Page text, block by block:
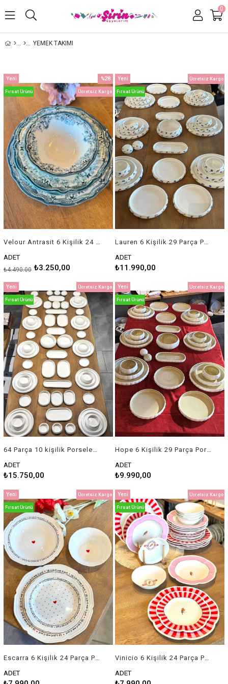
0
YEMEK TAKIMI
ADET
₺3.250,00
₺4.490,00
%28
İndirim
%28İndirim
Ücretsiz Kargo
Yeni
Ürün
Fırsat Ürünü
ADET
₺11.990,00
Ücretsiz Kargo
Yeni
Ürün
Fırsat Ürünü
64 Parça 10 kişilik Porselen Yemek / Kahvaltı Seti
ADET
₺15.750,00
Ücretsiz Kargo
Yeni
Ürün
Fırsat Ürünü
Hope 6 Kişilik 29 Parça Porselen Yemek Takımı
ADET
₺9.990,00
Ücretsiz Kargo
Yeni
Ürün
Fırsat Ürünü
ADET
Ücretsiz Kargo
Yeni
Ürün
Fırsat Ürünü
ADET
Ücretsiz Kargo
Yeni
Ürün
Fırsat Ürünü